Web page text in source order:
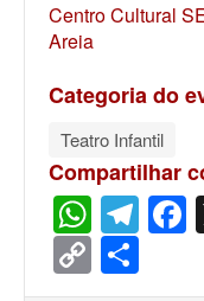
Centro Cultural
Areia
Categoria do
Teatro Infantil
Compartilhar
Copy